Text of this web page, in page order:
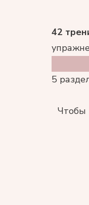
42
5
Чтобы